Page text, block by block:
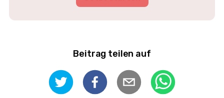
Beitrag teilen auf